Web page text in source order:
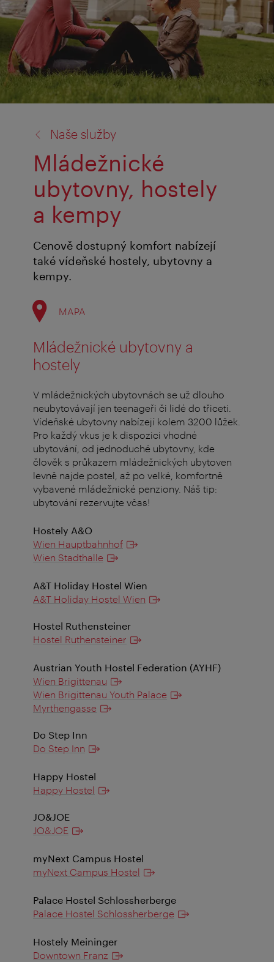
Naše služby
Mládežnické
ubytovny, hostely
a kempy
Cenově dostupný komfort nabízejí
také vídeňské hostely, ubytovny a
kempy.
MAPA
Mládežnické ubytovny a
hostely
V mládežnických ubytovnách se už dlouho
neubytovávají jen teenageři či lidé do třiceti.
Vídeňské ubytovny nabízejí kolem 3200 lůžek.
Pro každý vkus je k dispozici vhodné
ubytování, od jednoduché ubytovny, kde
člověk s průkazem mládežnických ubytoven
levně najde postel, až po velké, komfortně
vybavené mládežnické penziony. Náš tip:
ubytování rezervujte včas!
Hostely A&O
Wien Hauptbahnhof
Wien Stadthalle
A&T Holiday Hostel Wien
A&T Holiday Hostel Wien
Hostel Ruthensteiner
Hostel Ruthensteiner
Austrian Youth Hostel Federation (AYHF)
Wien Brigittenau
Wien Brigittenau Youth Palace
Myrthengasse
Do Step Inn
Do Step Inn
Happy Hostel
Happy Hostel
JO&JOE
JO&JOE
myNext Campus Hostel
myNext Campus Hostel
Palace Hostel Schlossherberge
Palace Hostel Schlossherberge
Hostely Meininger
Downtown Franz